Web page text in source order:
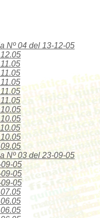
Nº04 del 13-12-05
Nº03del 23-09-05
05
05
05